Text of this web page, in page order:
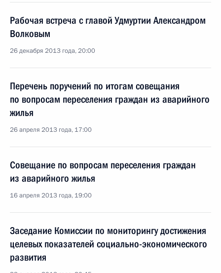
Рабочая встреча с главой Удмуртии Александром
Волковым
26 декабря 2013 года, 20:00
Перечень поручений по итогам совещания
по вопросам переселения граждан из аварийного
жилья
26 апреля 2013 года, 17:00
Совещание по вопросам переселения граждан
из аварийного жилья
16 апреля 2013 года, 19:00
Заседание Комиссии по мониторингу достижения
целевых показателей социально-экономического
развития